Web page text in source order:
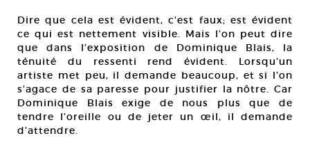
Dire que cela est évident, c’est faux; est évident
ce qui est nettement visible. Mais l’on peut dire
que dans l’exposition de Dominique Blais, la
ténuité du ressenti rend évident. Lorsqu’un
artiste met peu, il demande beaucoup, et si l’on
s’agace de sa paresse pour justifier la nôtre. Car
Dominique Blais exige de nous plus que de
tendre l’oreille ou de jeter un œil, il demande
d’attendre.